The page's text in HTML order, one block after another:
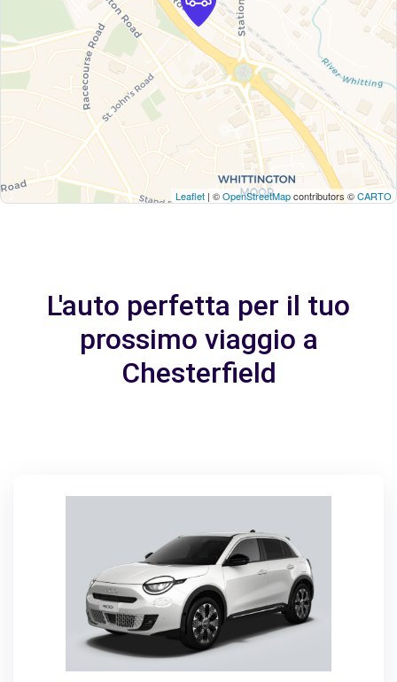
Leaflet | ©OpenStreetMapcontributors ©CARTO
L'auto perfetta per il tuo
prossimo viaggio a
Chesterfield